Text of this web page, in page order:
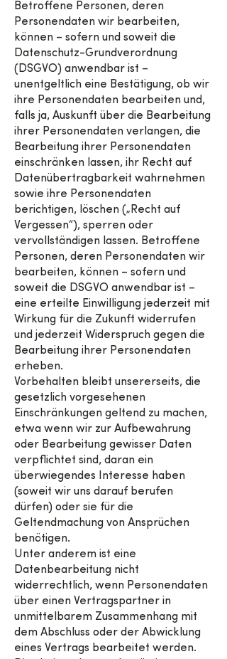
Betroffene Personen, deren
Personendaten wir bearbeiten,
können – sofern und soweit die
Datenschutz-Grundverordnung
(DSGVO) anwendbar ist –
unentgeltlich eine Bestätigung, ob wir
ihre Personendaten bearbeiten und,
falls ja, Auskunft über die Bearbeitung
ihrer Personendaten verlangen, die
Bearbeitung ihrer Personendaten
einschränken lassen, ihr Recht auf
Datenübertragbarkeit wahrnehmen
sowie ihre Personendaten
berichtigen, löschen („Recht auf
Vergessen“), sperren oder
vervollständigen lassen. Betroffene
Personen, deren Personendaten wir
bearbeiten, können – sofern und
soweit die DSGVO anwendbar ist –
eine erteilte Einwilligung jederzeit mit
Wirkung für die Zukunft widerrufen
und jederzeit Widerspruch gegen die
Bearbeitung ihrer Personendaten
erheben.
Vorbehalten bleibt unsererseits, die
gesetzlich vorgesehenen
Einschränkungen geltend zu machen,
etwa wenn wir zur Aufbewahrung
oder Bearbeitung gewisser Daten
verpflichtet sind, daran ein
überwiegendes Interesse haben
(soweit wir uns darauf berufen
dürfen) oder sie für die
Geltendmachung von Ansprüchen
benötigen.
Unter anderem ist eine
Datenbearbeitung nicht
widerrechtlich, wenn Personendaten
über einen Vertragspartner in
unmittelbarem Zusammenhang mit
dem Abschluss oder der Abwicklung
eines Vertrags bearbeitet werden.